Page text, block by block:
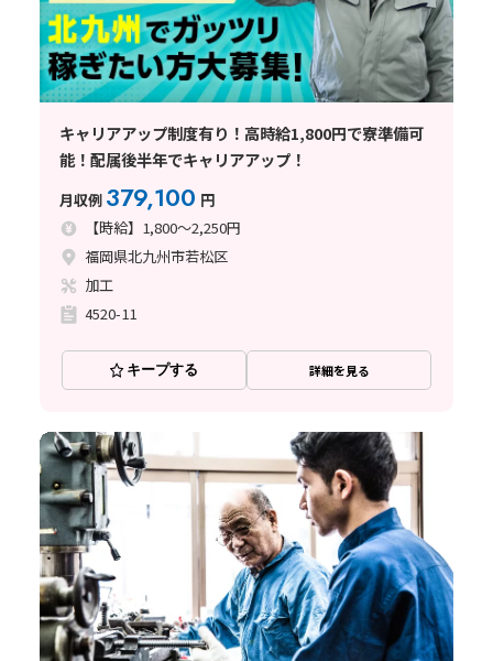
キャリアアップ制度有り！高時給1,800円で寮準備可
能！配属後半年でキャリアアップ！
月収例 379,100 円
【時給】1,800～2,250円
福岡県北九州市若松区
加工
4520-11
キープする 詳細を見る